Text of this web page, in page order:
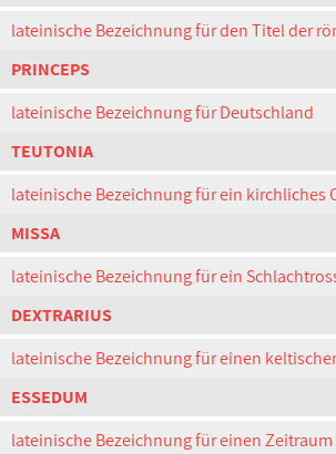
lateinische Bezeichnung für den Titel der
PRINCEPS
lateinische Bezeichnung für Deutschland
TEUTONIA
lateinische Bezeichnung für ein kirchliches
MISSA
lateinische Bezeichnung für ein
DEXTRARIUS
lateinische Bezeichnung für einen
ESSEDUM
lateinische Bezeichnung für einen